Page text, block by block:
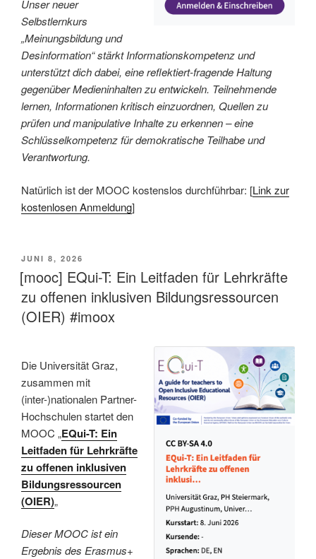
Unser neuer
Selbstlernkurs
„Meinungsbildung und
Desinformation“ stärkt Informationskompetenz und
unterstützt dich dabei, eine reflektiert-fragende Haltung
gegenüber Medieninhalten zu entwickeln. Teilnehmende
lernen, Informationen kritisch einzuordnen, Quellen zu
prüfen und manipulative Inhalte zu erkennen – eine
Schlüsselkompetenz für demokratische Teilhabe und
Verantwortung.
Natürlich ist der MOOC kostenslos durchführbar: [Link zur
kostenlosen Anmeldung]
VERÖFFENTLICHT
AM
JUNI 8, 2026
[mooc] EQui-T: Ein Leitfaden für Lehrkräfte
zu offenen inklusiven Bildungsressourcen
(OIER) #imoox
Die Universität Graz,
zusammen mit
(inter-)nationalen Partner-
Hochschulen startet den
MOOC „EQui-T: Ein
Leitfaden für Lehrkräfte
zu offenen inklusiven
Bildungsressourcen
(OIER)„
Dieser MOOC ist ein
Ergebnis des Erasmus+